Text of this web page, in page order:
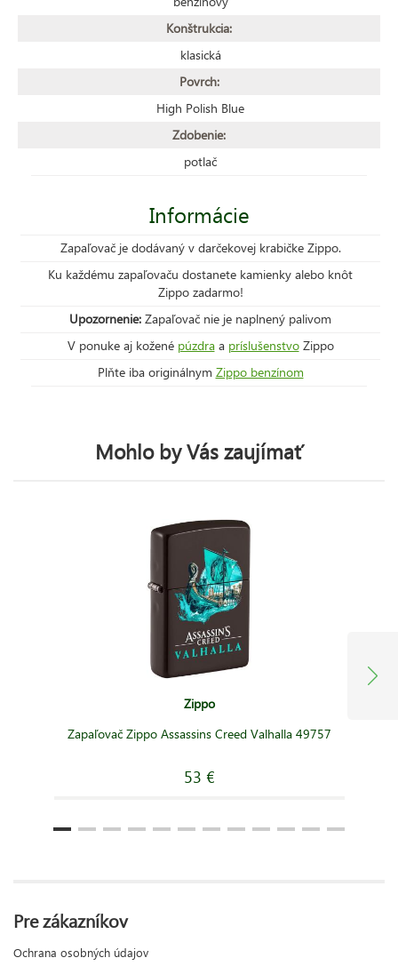
Konštrukcia:
klasická
Povrch:
High Polish Blue
Zdobenie:
potlač
Informácie
Zapaľovač je dodávaný v darčekovej krabičke Zippo.
Ku každému zapaľovaču dostanete kamienky alebo knôt
Zippo zadarmo!
Upozornenie: Zapaľovač nie je naplnený palivom
V ponuke aj kožené púzdraa príslušenstvoZippo
Plňte iba originálnym Zippo benzínom
Mohlo by Vás zaujímať
Zippo
Zapaľovač Zippo Assassins Creed Valhalla 49757
53 €
Pre zákazníkov
Ochrana osobných údajov